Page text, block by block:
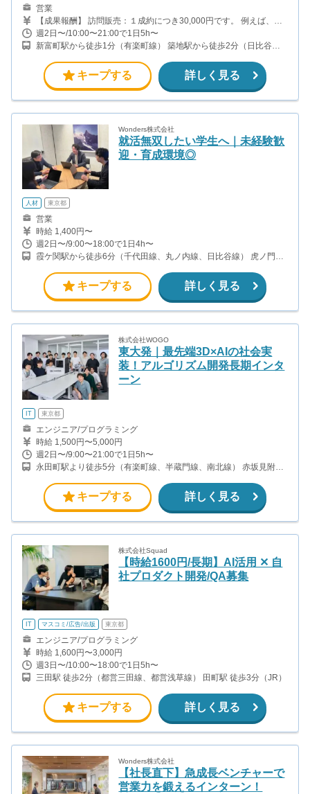
営業
【成果報酬】 訪問販売：１成約につき30,000円です。 例えば、光
インターネットの成約であれば、平均的に2.5日で1件の契約が見込
めます。（12,000円/1日6時間稼働） ＜月収例＞月に50万以上稼ぐ
方もいます！ ・月5件成約：150,000円 ・月15件成約：450,000円
・月30成約：900,000円➕マネジメントインセンティブ300,000
円 合計1,200,000円 時給換算で2,000円程度が、平均的なインタ
ーン生の報酬となっています。
週2日〜/10:00〜21:00で1日5h〜
新富町駅から徒歩1分（有楽町線） 築地駅から徒歩2分（日比谷
キープする 詳しく見る
Wonders株式会社
就活無双したい学生へ｜未経験歓
迎・育成環境◎
人材 東京都
営業
時給 1,400円〜
週2日〜/9:00〜18:00で1日4h〜
霞ケ関駅から徒歩6分（千代田線、丸ノ内線、日比谷線） 虎ノ門駅
（日比谷線）
キープする 詳しく見る
株式会社WOGO
東大発｜最先端3D×AIの社会実
装！アルゴリズム開発長期インタ
ーン
IT 東京都
エンジニア/プログラミング
時給 1,500円〜5,000円
週2日〜/9:00〜21:00で1日5h〜
永田町駅より徒歩5分（有楽町線、半蔵門線、南北線） 赤坂見附駅
麹町駅より徒歩5分(有楽町線)
キープする 詳しく見る
株式会社Squad
【時給1600円/長期】AI活用 ✕ 自
社プロダクト開発/QA募集
IT マスコミ/広告/出版 東京都
エンジニア/プログラミング
時給 1,600円〜3,000円
週3日〜/10:00〜18:00で1日5h〜
三田駅 徒歩2分（都営三田線、都営浅草線） 田町駅 徒歩3分（JR）
キープする 詳しく見る
Wonders株式会社
【社長直下】急成長ベンチャーで
営業力を鍛えるインターン！